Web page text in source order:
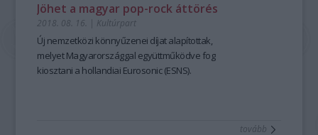
Jöhet a magyar pop-rock áttörés
2018. 08. 16. | Kultúrpart
Új nemzetközi könnyűzenei díjat alapítottak,
melyet Magyarországgal együttműködve fog
kiosztani a hollandiai Eurosonic (ESNS).
tovább